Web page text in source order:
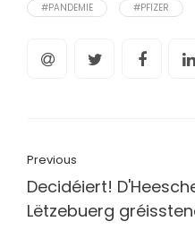
#PANDEMIE
#PFIZER
Previous
Decidéiert!
Lëtzebuerg